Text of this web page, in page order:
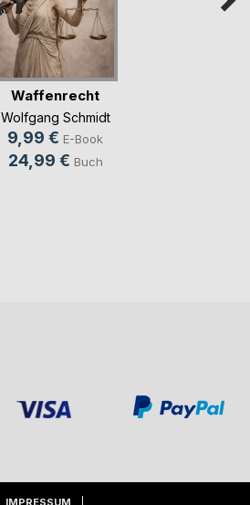
Waffenrecht
Wolfgang Schmidt
9,99 € E-Book
24,99 € Buch